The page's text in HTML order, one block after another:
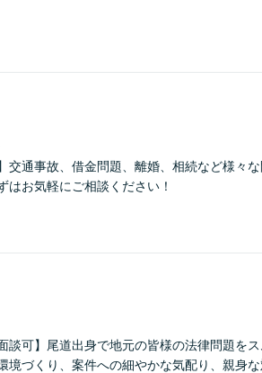
交通事故、借金問題、離婚、相続など様々
はお気軽にご相談ください！
談可】尾道出身で地元の皆様の法律問題を
境づくり、案件への細やかな気配り、親身